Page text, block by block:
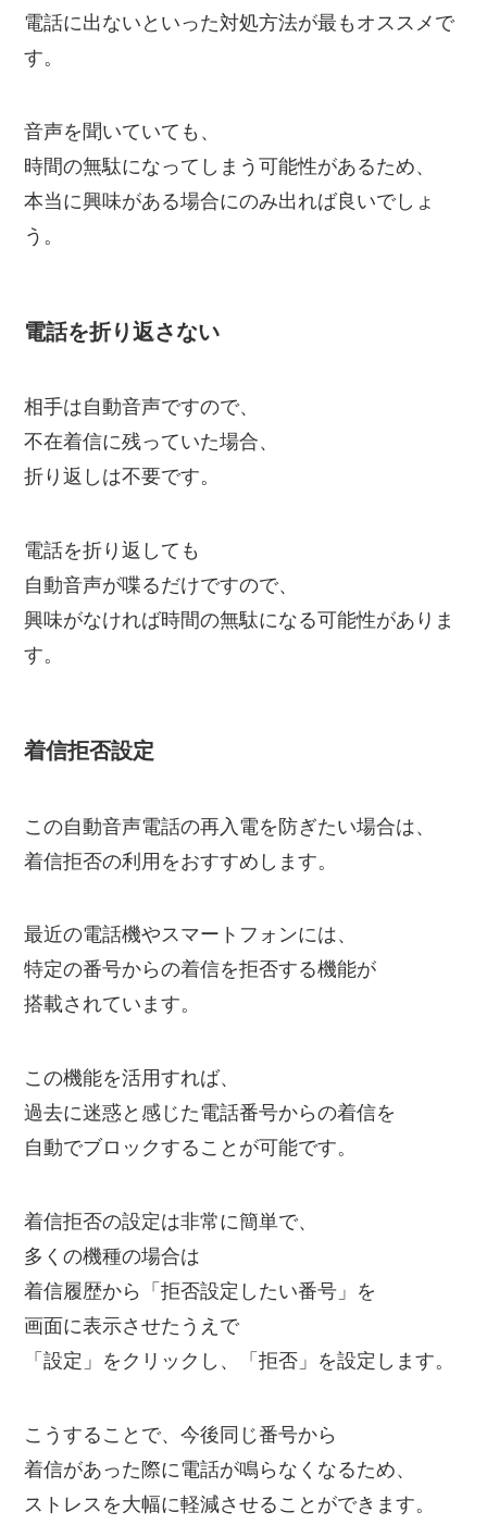
電話に出ないといった対処方法が最もオススメで
す。
音声を聞いていても、
時間の無駄になってしまう可能性があるため、
本当に興味がある場合にのみ出れば良いでしょ
う。
電話を折り返さない
相手は自動音声ですので、
不在着信に残っていた場合、
折り返しは不要です。
電話を折り返しても
自動音声が喋るだけですので、
興味がなければ時間の無駄になる可能性がありま
す。
着信拒否設定
この自動音声電話の再入電を防ぎたい場合は、
着信拒否の利用をおすすめします。
最近の電話機やスマートフォンには、
特定の番号からの着信を拒否する機能が
搭載されています。
この機能を活用すれば、
過去に迷惑と感じた電話番号からの着信を
自動でブロックすることが可能です。
着信拒否の設定は非常に簡単で、
多くの機種の場合は
着信履歴から「拒否設定したい番号」を
画面に表示させたうえで
「設定」をクリックし、「拒否」を設定します。
こうすることで、今後同じ番号から
着信があった際に電話が鳴らなくなるため、
ストレスを大幅に軽減させることができます。